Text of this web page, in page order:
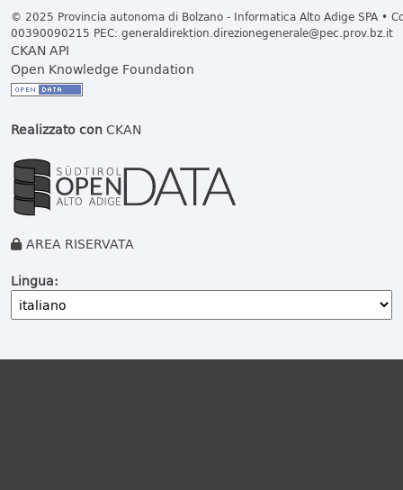
© 2025 Provincia autonoma di Bolzano - Informatica Alto Adige SPA •
00390090215 PEC: generaldirektion.direzionegenerale@pec.prov.bz.it
CKAN API
Open Knowledge Foundation
Realizzato conCKAN
AREA RISERVATA
Lingua